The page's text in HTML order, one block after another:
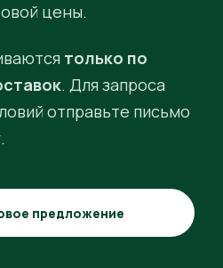
цены.
только по
. Для запроса
отправьте письмо
предложение